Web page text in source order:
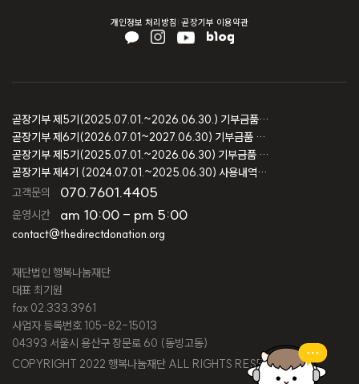
개인정보 처리방침 곧장기부 이용약관
고객문의 070.7601.4405
운영시간 am 10:00 - pm 5:00
contact@thedirectdonation.org
재단법인 행복나눔재단
대표 최기원
fax 02.333.3961
사업자 등록번호 105-82-15013
04393 서울시 용산구 장문로 60 (동빙고동)
COPYRIGHT 2022 행복나눔재단 ALL RIGHTS RESERVED.
곧장기부 제5기(2025.07.01.~2026.06.30.) 기부금품 모집결과 보고
곧장기부 제6기(2026.07.01~2027.06.30) 기부금품 모집등록 보고
곧장기부 제5기(2025.07.01.~2026.06.30) 기부금품 모집등록 보고
곧장기부 제4기 (2024.07.01.~2025.06.30) 사용내역 및 회계감사 보고